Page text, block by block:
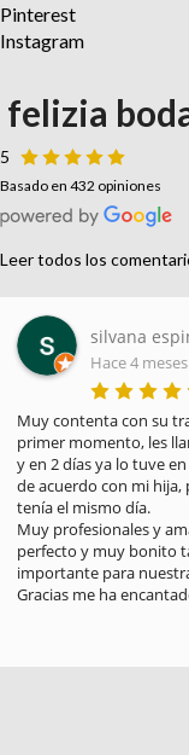
Pinterest
Instagram
felizia
5
Basado en 432 opiniones
Leer todos los
Paula
Hace 4 meses
He recibido hoy mi
profesionalidad,
encantadores y muy
impecable y muy
amor. Seguro que si
primeros que confíe.